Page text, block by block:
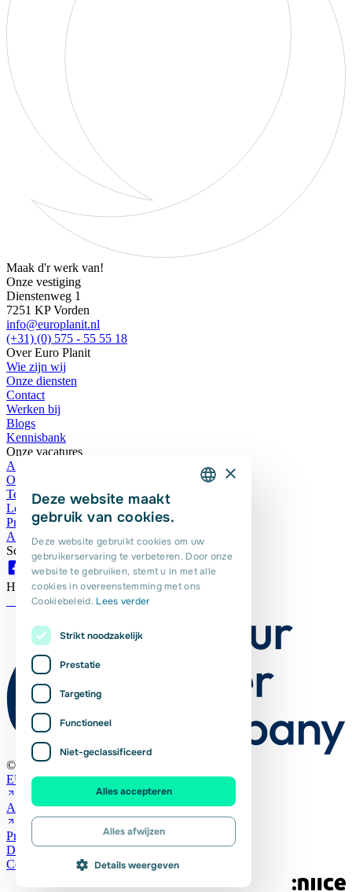
Maak d'r werk van!
Onze vestiging
Dienstenweg 1
7251 KP Vorden
info@europlanit.nl
(+31) (0) 575 - 55 55 18
Over Euro Planit
Wie zijn wij
Onze diensten
Contact
Werken bij
Blogs
Kennisbank
Onze vacatures
Alle vacatures
Open sollicitatie
Techniek vacatures
Logistiek vacatures
Productie vacatures
Administratieve vacatures
Scroll je mee op onze socials?
Hier zijn we trots op!
© Euro Planit 2026
EURES
Algemene Voorwaarden
Privacyverklaring
Downloads
Cookies
PORTUGUESE
POLISH
×
Deze website maakt
gebruik van cookies.
Deze website gebruikt cookies om uw
gebruikerservaring te verbeteren. Door onze
website te gebruiken, stemt u in met alle
cookies in overeenstemming met ons
Cookiebeleid. Lees verder
Strikt noodzakelijk
Prestatie
Targeting
Functioneel
Niet-geclassificeerd
Alles accepteren
Alles afwijzen
Details weergeven